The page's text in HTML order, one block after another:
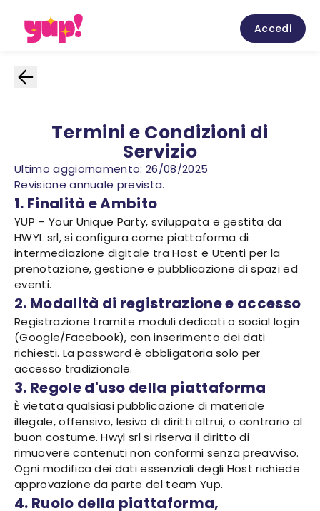
Accedi
Termini e Condizioni di
Servizio
Ultimo aggiornamento: 26/08/2025
Revisione annuale prevista.
1. Finalità e Ambito
YUP – Your Unique Party, sviluppata e gestita da
HWYL srl, si configura come piattaforma di
intermediazione digitale tra Host e Utenti per la
prenotazione, gestione e pubblicazione di spazi ed
eventi.
2. Modalità di registrazione e accesso
Registrazione tramite moduli dedicati o social login
(Google/Facebook), con inserimento dei dati
richiesti. La password è obbligatoria solo per
accesso tradizionale.
3. Regole d'uso della piattaforma
È vietata qualsiasi pubblicazione di materiale
illegale, offensivo, lesivo di diritti altrui, o contrario al
buon costume. Hwyl srl si riserva il diritto di
rimuovere contenuti non conformi senza preavviso.
Ogni modifica dei dati essenziali degli Host richiede
approvazione da parte del team Yup.
4. Ruolo della piattaforma,